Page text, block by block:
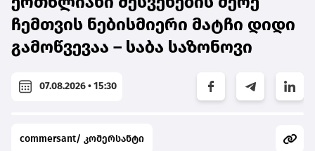
ჩემთვის ნებისმიერი მატჩი დიდი
გამოწვევაა – საბა საზონოვი
07.08.2026 • 15:30
commersant/ კომერსანტი